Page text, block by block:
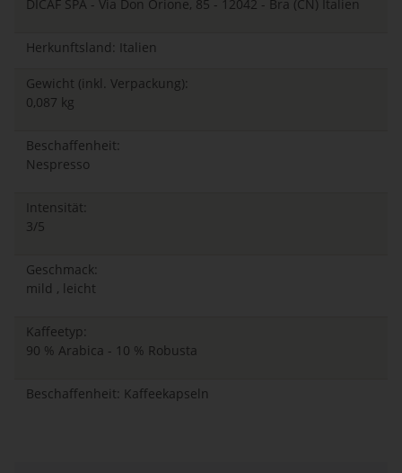
DICAF SPA - Via Don Orione, 85 - 12042 - Bra (CN) Italien
Herkunftsland: Italien
Gewicht (inkl. Verpackung):
0,087 kg
Beschaffenheit:
Nespresso
Intensität:
3/5
Geschmack:
mild , leicht
Kaffeetyp:
90 % Arabica - 10 % Robusta
Beschaffenheit: Kaffeekapseln